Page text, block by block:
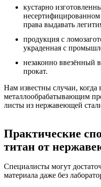
кустарно
права выдавать
продукция с
украденная с
незаконно ввезённый
прокат.
Нам известны случаи, когда
металлообрабатывающим
листы из нержавеющей
Практические
титан от
Специалисты могут
материала даже без